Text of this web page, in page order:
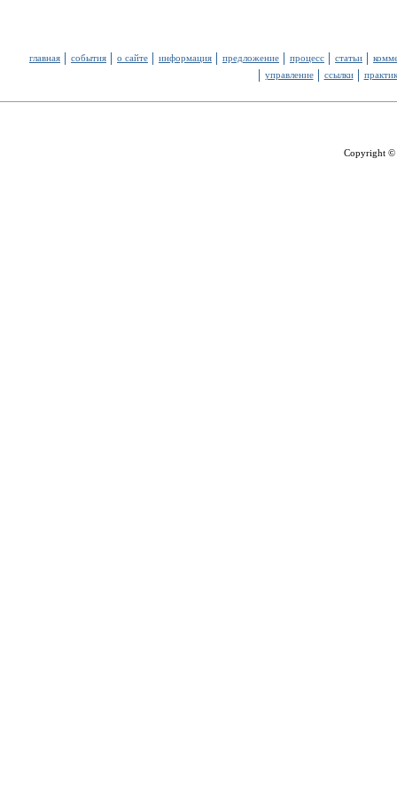
главная события о сайте информация предложение процесс статьи
управление
ссылки
Copyright ©